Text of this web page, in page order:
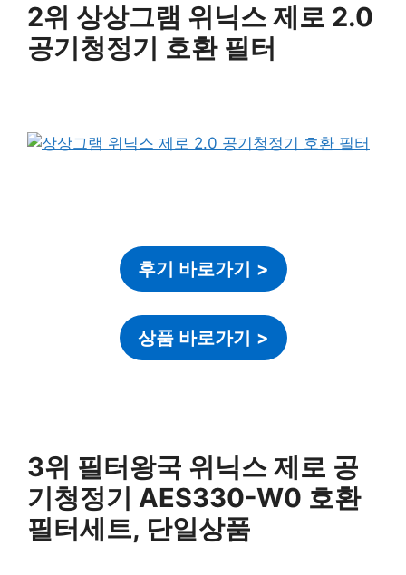
2위 상상그램 위닉스 제로 2.0
공기청정기 호환 필터
후기 바로가기 >
상품 바로가기 >
3위 필터왕국 위닉스 제로 공
기청정기 AES330-W0 호환
필터세트, 단일상품